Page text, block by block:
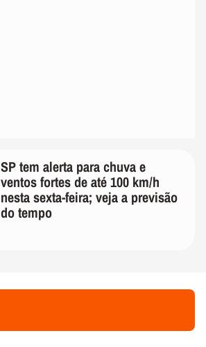
SP tem alerta para chuva e
ventos fortes de até 100 km/h
nesta sexta-feira; veja a previsão
do tempo